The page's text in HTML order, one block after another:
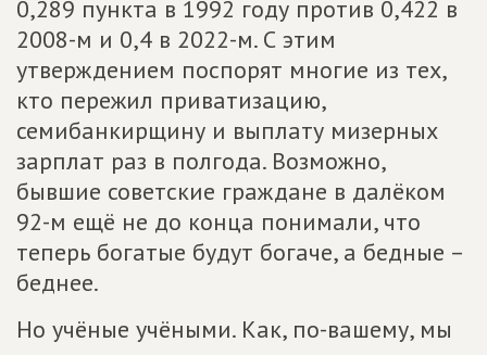
0,289 пункта в 1992 году против 0,422 в
2008-м и 0,4 в 2022-м. С этим
утверждением поспорят многие из тех,
кто пережил приватизацию,
семибанкирщину и выплату мизерных
зарплат раз в полгода. Возможно,
бывшие советские граждане в далёком
92-м ещё не до конца понимали, что
теперь богатые будут богаче, а бедные –
беднее.
Но учёные учёными. Как, по-вашему, мы